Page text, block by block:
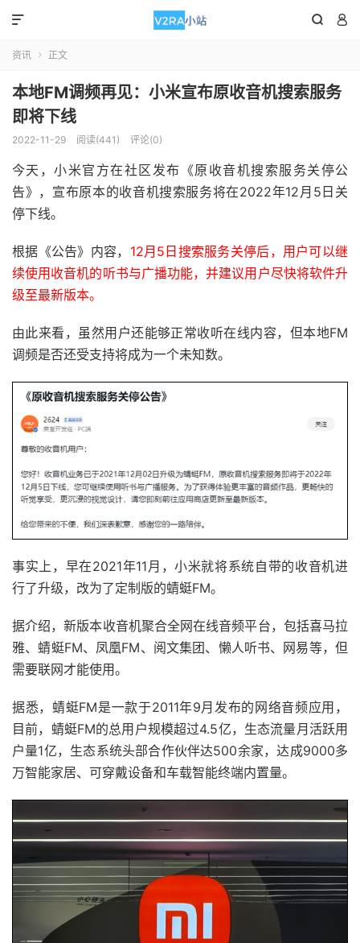
 

资讯  正文
本地FM调频再见：小米宣布原收音机搜索服务
即将下线
2022-11-29 阅读(441) 评论(0)
今天，小米官方在社区发布《原收音机搜索服务关停公
告》，宣布原本的收音机搜索服务将在2022年12月5日关
停下线。
根据《公告》内容， 12月5日搜索服务关停后，用户可以继
续使用收音机的听书与广播功能，并建议用户尽快将软件升
级至最新版本。
由此来看，虽然用户还能够正常收听在线内容，但本地FM
调频是否还受支持将成为一个未知数。
事实上，早在2021年11月，小米就将系统自带的收音机进
行了升级，改为了定制版的蜻蜓FM。
据介绍，新版本收音机聚合全网在线音频平台，包括喜马拉
雅、蜻蜓FM、凤凰FM、阅文集团、懒人听书、网易等，但
需要联网才能使用。
据悉，蜻蜓FM是一款于2011年9月发布的网络音频应用，
目前，蜻蜓FM的总用户规模超过4.5亿，生态流量月活跃用
户量1亿，生态系统头部合作伙伴达500余家，达成9000多
万智能家居、可穿戴设备和车载智能终端内置量。